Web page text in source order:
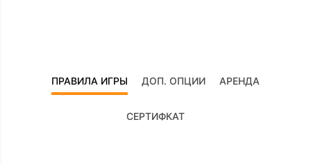
ПРАВИЛА ИГРЫ ДОП. ОПЦИИ АРЕНДА
СЕРТИФКАТ